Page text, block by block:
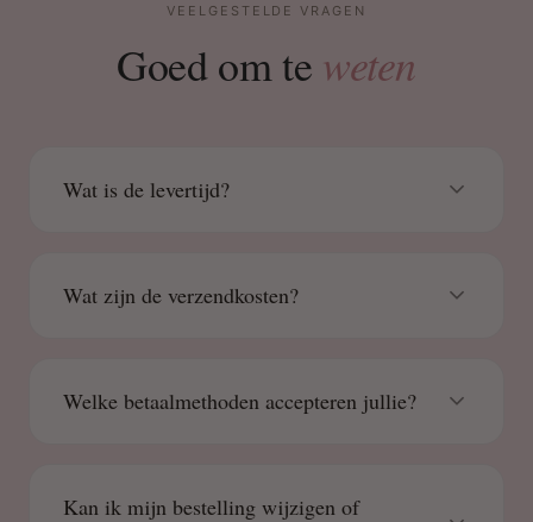
VEELGESTELDE VRAGEN
Goed om te weten
Wat is de levertijd?
Wat zijn de verzendkosten?
Welke betaalmethoden accepteren jullie?
Kan ik mijn bestelling wijzigen of